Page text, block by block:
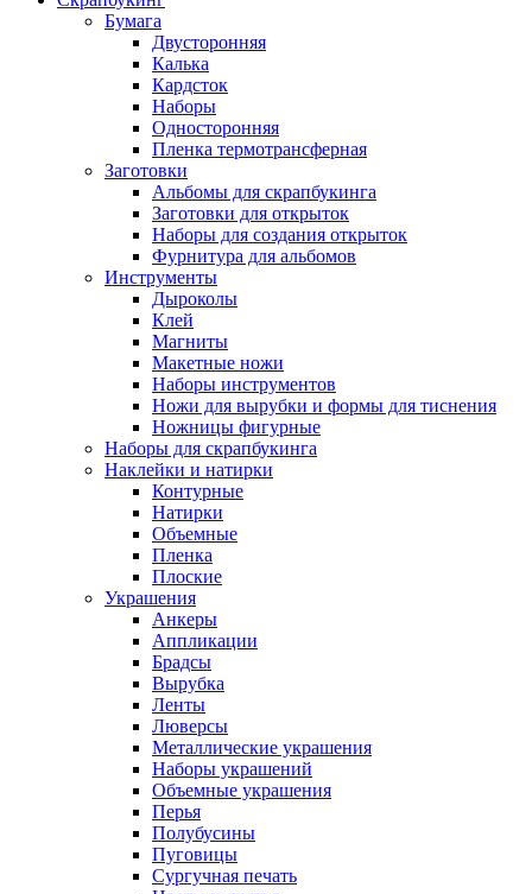
Бумага
Двусторонняя
Калька
Кардсток
Наборы
Односторонняя
Пленка термотрансферная
Заготовки
Альбомы для скрапбукинга
Заготовки для открыток
Наборы для создания открыток
Фурнитура для альбомов
Инструменты
Дыроколы
Клей
Магниты
Макетные ножи
Наборы инструментов
Ножи для вырубки и формы для тиснения
Ножницы фигурные
Наборы для скрапбукинга
Наклейки и натирки
Контурные
Натирки
Объемные
Пленка
Плоские
Украшения
Анкеры
Аппликации
Брадсы
Вырубка
Ленты
Люверсы
Металлические украшения
Наборы украшений
Объемные украшения
Перья
Полубусины
Пуговицы
Сургучная печать